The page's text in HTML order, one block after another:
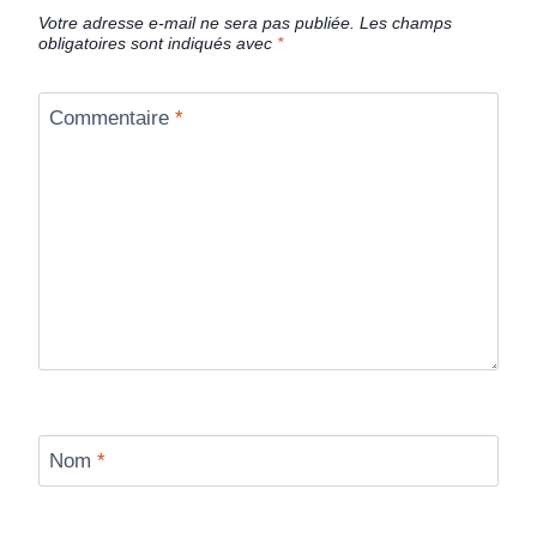
Votre adresse e-mail ne sera pas publiée. Les champs
obligatoires sont indiqués avec *
Commentaire *
Nom *